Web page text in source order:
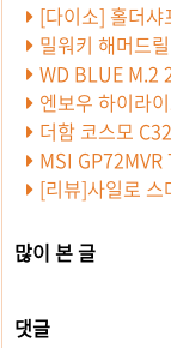
[다이소] 홀더
밀워키 해머드
WD BLUE M.2
엔보우 하이라
더함 코스모
MSI
[리뷰]사일로
많이 본 글
댓글